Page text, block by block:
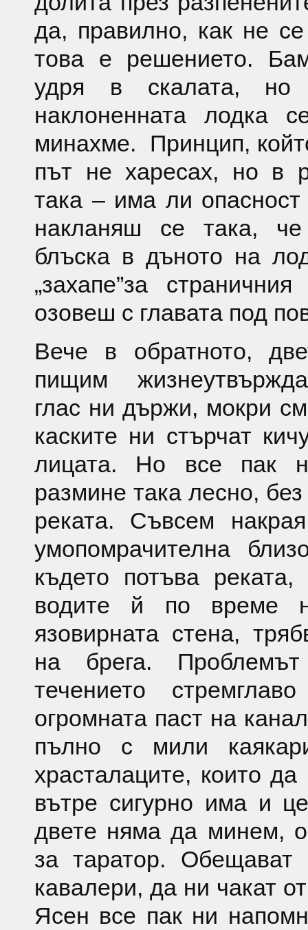
да, правилно, как не
това е решението.
удря в скалата, но
наклоненната лодка
минахме. Принцип,
път не харесах, но в
така – има ли
накланяш се така,
блъска в дъното на
„захапе”за
озовеш с главата под
Вече в обратното,
пищим
глас ни държи, мокри
каските ни стърчат
лицата. Но все пак
размине така лесно,
реката. Съвсем
умопомрачителна
където потъва
водите й по време
язовирната стена,
на брега.
течението
огромната паст на
пълно с мили
храсталаците, които
вътре сигурно има и
двете няма да минем,
за таратор. Обещават
кавалери, да ни чакат
Ясен все пак ни